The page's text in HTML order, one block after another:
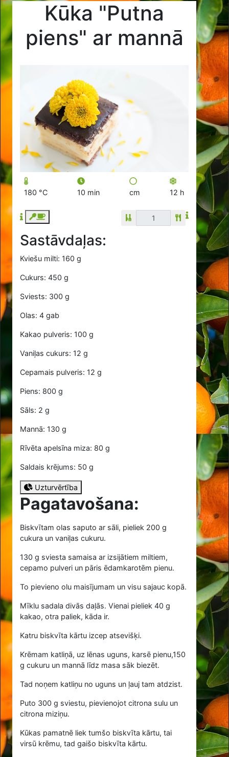
Kūka "Putna
piens" ar mannā
180 °C 10 min cm 12 h
Sastāvdaļas:
Kviešu milti: 160 g
Cukurs: 450 g
Sviests: 300 g
Olas: 4 gab
Kakao pulveris: 100 g
Vaniļas cukurs: 12 g
Cepamais pulveris: 12 g
Piens: 800 g
Sāls: 2 g
Mannā: 130 g
Rīvēta apelsīna miza: 80 g
Saldais krējums: 50 g
Uzturvērtība
Pagatavošana:
Biskvītam olas saputo ar sāli, pieliek 200 g
cukura un vaniļas cukuru.
130 g sviesta samaisa ar izsijātiem miltiem,
cepamo pulveri un pāris ēdamkarotēm pienu.
To pievieno olu maisījumam un visu sajauc kopā.
Mīklu sadala divās daļās. Vienai pieliek40 g
kakao, otra paliek, kāda ir.
Katru biskvīta kārtu izcep atsevišķi.
Krēmam katliņā, uz lēnas uguns, karsē pienu,150
g cukuru un mannā līdz masa sāk biezēt.
Tad noņem katliņu no uguns un ļauj tam atdzist.
Puto 300 g sviestu, pievienojot citrona sulu un
citrona miziņu.
Kūkas pamatnē liek tumšo biskvīta kārtu, tai
virsū krēmu, tad gaišo biskvīta kārtu.